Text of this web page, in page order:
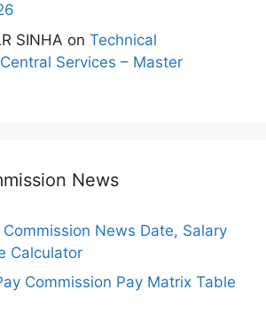
SINHA on Technical
Services – Master
News
News Date, Salary
Calculator
Commission Pay Matrix Table